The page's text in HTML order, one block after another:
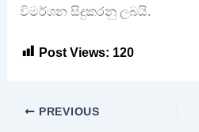
විමර්ශන සිදුකරනු ලබයි.
Post Views: 120
PREVIOUS